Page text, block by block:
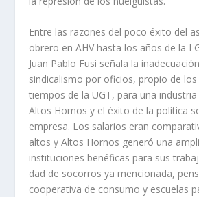
Entre las razones del poco éxito del
obrero en AHV hasta los años de la I
Juan Pablo Fusi señala la
sindicalismo por oficios, propio de
tiempos de la UGT, para una
Altos Homos y el éxito de la polí­tica
empresa. Los salarios eran
altos y Altos Hornos generó una
instituciones benéficas para sus
dad de socorros ya mencionada,
cooperativa de consumo y escuelas